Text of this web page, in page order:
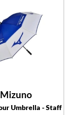
Mizuno
Umbrella - Staff